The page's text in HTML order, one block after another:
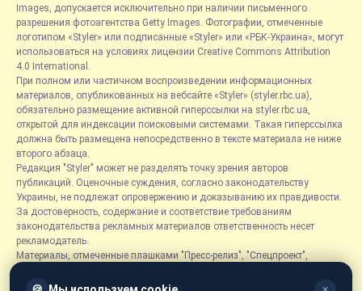
Images, допускается исключительно при наличии письменного
разрешения фотоагентства Getty Images. Фотографии, отмеченные
логотипом «Styler» или подписанные «Styler» или «РБК-Украина», могут
использоваться на условиях лицензии Creative Commons Attribution
4.0 International.
При полном или частичном воспроизведении информационных
материалов, опубликованных на вебсайте «Styler» (styler.rbc.ua),
обязательно размещение активной гиперссылки на styler.rbc.ua,
открытой для индексации поисковыми системами. Такая гиперссылка
должна быть размещена непосредственно в тексте материала не ниже
второго абзаца.
Редакция "Styler" может не разделять точку зрения авторов
публикаций. Оценочные суждения, согласно законодательству
Украины, не подлежат опровержению и доказыванию их правдивости.
За достоверность, содержание и соответствие требованиям
законодательства рекламных материалов ответственность несет
рекламодатель.
Материалы, отмеченные плашками "Пресс-релиз", "Спецпроект",
размещаются на правах рекламы.